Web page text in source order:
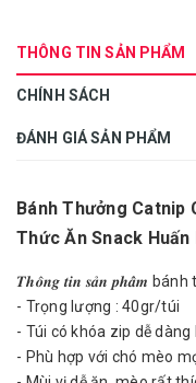
THÔNG TIN SẢN PHẨM
CHÍNH SÁCH
ĐÁNH GIÁ SẢN PHẨM
Bánh Thưởng
Thức Ăn Snack
𝑻𝒉𝒐̂𝒏𝒈 𝒕𝒊𝒏 𝒔𝒂̉𝒏 𝒑𝒉𝒂̂̉𝒎
- Trọng lượng : 40gr/túi
- Túi có khóa zip dễ dàng
- Phù hợp với chó mèo